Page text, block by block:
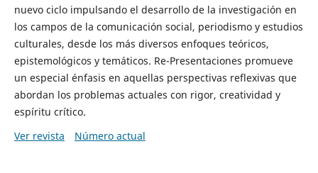
nuevo ciclo impulsando el desarrollo de la investigación en
los campos de la comunicación social, periodismo y estudios
culturales, desde los más diversos enfoques teóricos,
epistemológicos y temáticos. Re-Presentaciones promueve
un especial énfasis en aquellas perspectivas reflexivas que
abordan los problemas actuales con rigor, creatividad y
espíritu crítico.
Ver revista
Número actual